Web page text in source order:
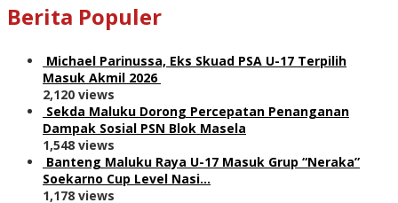
Berita Populer
Michael Parinussa, Eks Skuad PSA U-17 Terpilih
Masuk Akmil 2026
2,120 views
Sekda Maluku Dorong Percepatan Penanganan
Dampak Sosial PSN Blok Masela
1,548 views
Banteng Maluku Raya U-17 Masuk Grup “Neraka”
Soekarno Cup Level Nasi…
1,178 views